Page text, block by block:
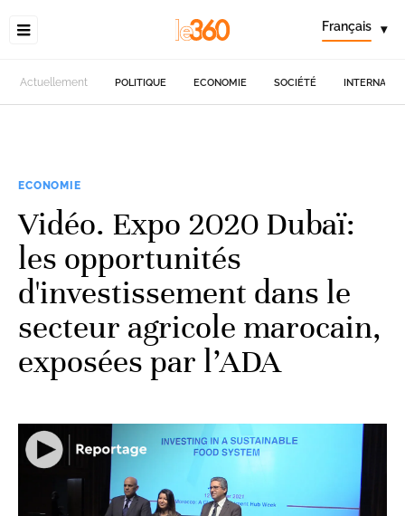
Français ▾
Actuellement POLITIQUE ECONOMIE SOCIÉTÉ
ECONOMIE
Vidéo. Expo 2020 Dubaï:
les opportunités
d'investissement dans le
secteur agricole marocain,
exposées par l’ADA